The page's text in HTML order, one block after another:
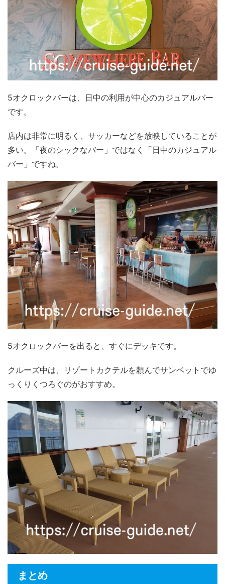
5オクロックバーは、日中の利用が中心のカジュアルバー
です。
店内は非常に明るく、サッカーなどを放映していることが
多い。「夜のシックなバー」ではなく「日中のカジュアル
バー」ですね。
5オクロックバーを出ると、すぐにデッキです。
クルーズ中は、リゾートカクテルを頼んでサンベットでゆ
っくりくつろぐのがおすすめ。
まとめ